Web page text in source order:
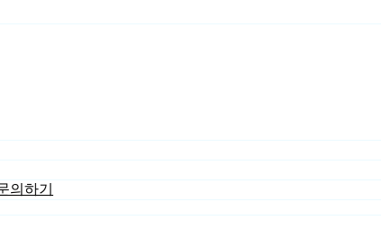
의하기